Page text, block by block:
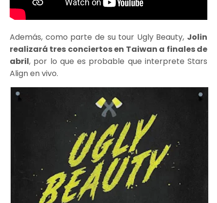
Además, como parte de su tour Ugly Beauty, Jolin
realizará tres conciertos en Taiwan a finales de
abril, por lo que es probable que interprete Stars
Align en vivo.